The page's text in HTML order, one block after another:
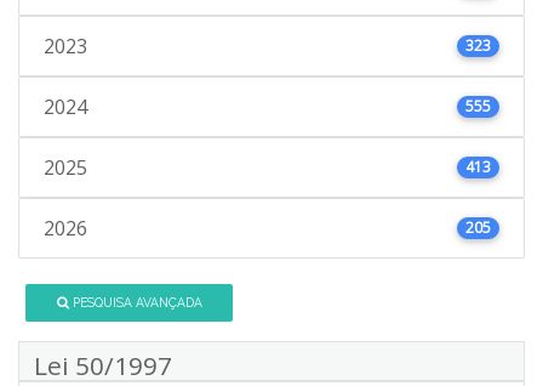
2023 323
2024 555
2025 413
2026 205
PESQUISA AVANÇADA
Lei 50/1997